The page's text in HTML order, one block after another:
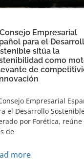
Empresarial
para el
sitúa la
como
de
Empresarial
el Desarrollo
por Forética, reúne
de
more